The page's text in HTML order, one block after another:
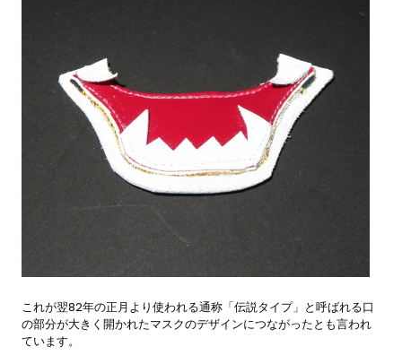
これが翌82年の正月より使われる通称「伝説タイプ」と呼ばれる口
の部分が大きく開かれたマスクのデザインにつながったとも言われ
ています。